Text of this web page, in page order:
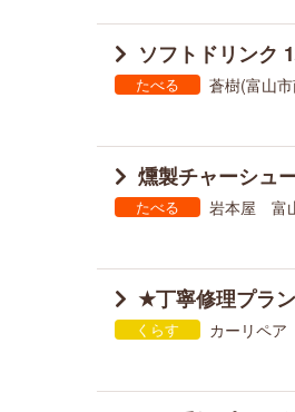
ソフトドリンク
たべる 蒼樹(富山
燻製チャーシュ
たべる 岩本屋 富
★丁寧修理プラ
くらす カーリペ